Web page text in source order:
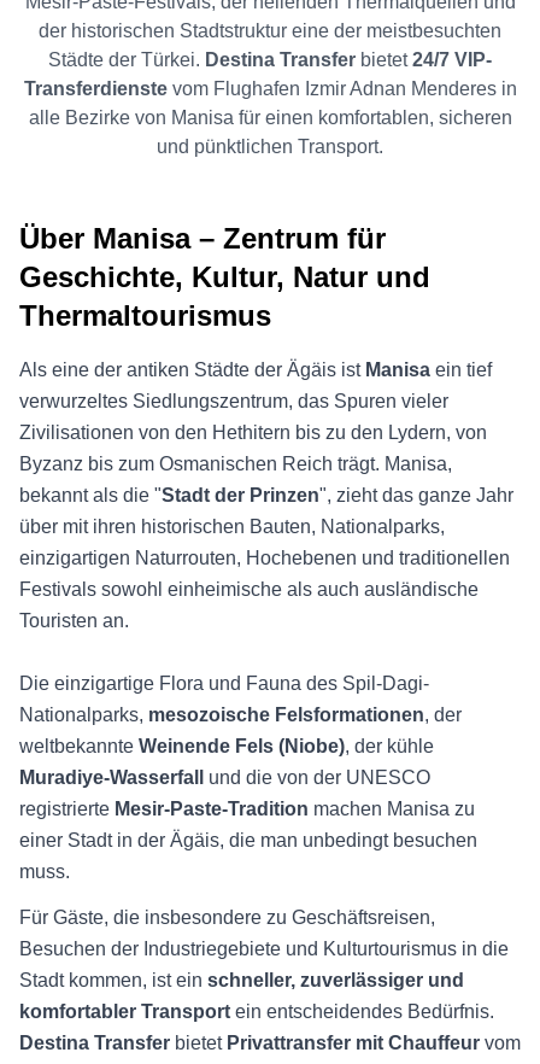
der historischen Stadtstruktur eine der meistbesuchten
Städte der Türkei. Destina Transfer bietet24/7 VIP-
Transferdienstevom Flughafen Izmir Adnan Menderes in
alle Bezirke von Manisa für einen komfortablen, sicheren
und pünktlichen Transport.
Über Manisa – Zentrum für
Geschichte, Kultur, Natur und
Thermaltourismus
Als eine der antiken Städte der Ägäis ist Manisa ein tief
verwurzeltes Siedlungszentrum, das Spuren vieler
Zivilisationen von den Hethitern bis zu den Lydern, von
Byzanz bis zum Osmanischen Reich trägt. Manisa,
bekannt als die "Stadt der Prinzen", zieht das ganze Jahr
über mit ihren historischen Bauten, Nationalparks,
einzigartigen Naturrouten, Hochebenen und traditionellen
Festivals sowohl einheimische als auch ausländische
Touristen an.
Die einzigartige Flora und Fauna des Spil-Dagi-
Nationalparks, mesozoische Felsformationen, der
weltbekannte Weinende Fels (Niobe), der kühle
Muradiye-Wasserfall
und die von der UNESCO
registrierte Mesir-Paste-Tradition machen Manisa zu
einer Stadt in der Ägäis, die man unbedingt besuchen
muss.
Für Gäste, die insbesondere zu Geschäftsreisen,
Besuchen der Industriegebiete und Kulturtourismus in die
Stadt kommen, ist ein schneller, zuverlässiger und
komfortabler Transport ein entscheidendes Bedürfnis.
Destina Transfer bietet Privattransfer mit Chauffeur vom